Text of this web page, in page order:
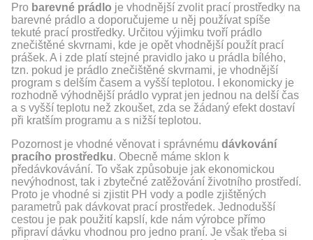
Pro barevné prádlo je vhodnější zvolit prací prostředky na
barevné prádlo a doporučujeme u něj používat spíše
tekuté prací prostředky. Určitou výjimku tvoří prádlo
znečištěné skvrnami, kde je opět vhodnější použít prací
prášek. A i zde platí stejné pravidlo jako u prádla bílého,
tzn. pokud je prádlo znečištěné skvrnami, je vhodnější
program s delším časem a vyšší teplotou. I ekonomicky je
rozhodně výhodnější prádlo vyprat jen jednou na delší čas
a s vyšší teplotu než zkoušet, zda se žádaný efekt dostaví
při kratším programu a s nižší teplotou.
Pozornost je vhodné věnovat i správnému dávkování
pracího prostředku. Obecně máme sklon k
předávkovávání. To však způsobuje jak ekonomickou
nevýhodnost, tak i zbytečné zatěžování životního prostředí.
Proto je vhodné si zjistit PH vody a podle zjištěných
parametrů pak dávkovat prací prostředek. Jednodušší
cestou je pak použití kapslí, kde nám výrobce přímo
připraví dávku vhodnou pro jedno praní. Je však třeba si